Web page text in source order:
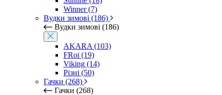
Winner (7)
Вудки зимові (186)
Вудки зимові (186)
AKARA (103)
FRoi (19)
Viking (14)
Різні (50)
Гачки (268)
Гачки (268)